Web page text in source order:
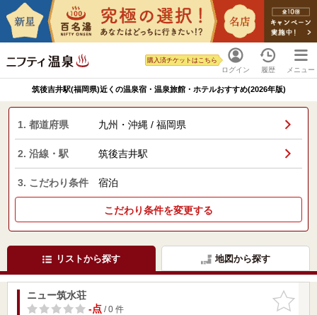
ログイン
購入済チケットはこちら
履歴 メニュー
筑後吉井駅(福岡県)近くの温泉宿・温泉旅館・ホテルおすすめ(2026年版)
1. 都道府県 九州・沖縄 / 福岡県
2. 沿線・駅 筑後吉井駅
3. こだわり条件 宿泊
こだわり条件を変更する
リストから探す 地図から探す
お気に入
りに追加
ニュー筑水荘
-点/ 0 件